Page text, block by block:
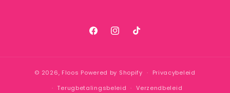
FacebookInstagram
TikTok
© 2026, Floos Powered by Shopify
Privacybeleid
Terugbetalingsbeleid
Verzendbeleid